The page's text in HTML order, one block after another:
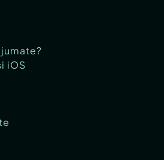
iOS